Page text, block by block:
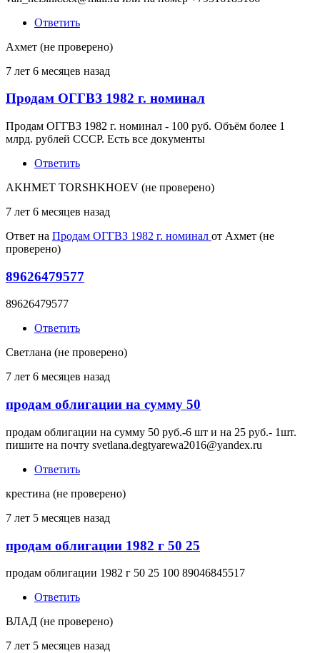
Ответить
Ахмет (не проверено)
7 лет 6 месяцев назад
Продам ОГГВЗ 1982 г. номинал
Продам ОГГВЗ 1982 г. номинал - 100 руб. Объём более 1
млрд. рублей СССР. Есть все документы
Ответить
AKHMET TORSHKHOEV (не проверено)
7 лет 6 месяцев назад
Ответ на Продам ОГГВЗ 1982 г. номинал от Ахмет (не
проверено)
89626479577
89626479577
Ответить
Светлана (не проверено)
7 лет 6 месяцев назад
продам облигации на сумму 50
продам облигации на сумму 50 руб.-6 шт и на 25 руб.- 1шт.
пишите на почту svetlana.degtyarewa2016@yandex.ru
Ответить
крестина (не проверено)
7 лет 5 месяцев назад
продам облигации 1982 г 50 25
продам облигации 1982 г 50 25 100 89046845517
Ответить
ВЛАД (не проверено)
7 лет 5 месяцев назад